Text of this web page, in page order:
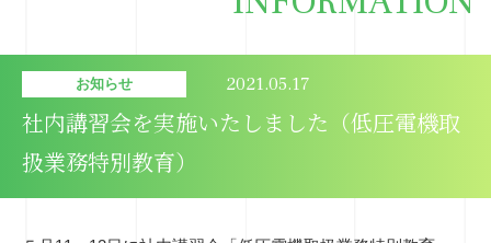
お知らせ 2021.05.17
社内講習会を実施いたしました（低圧電機取
扱業務特別教育）